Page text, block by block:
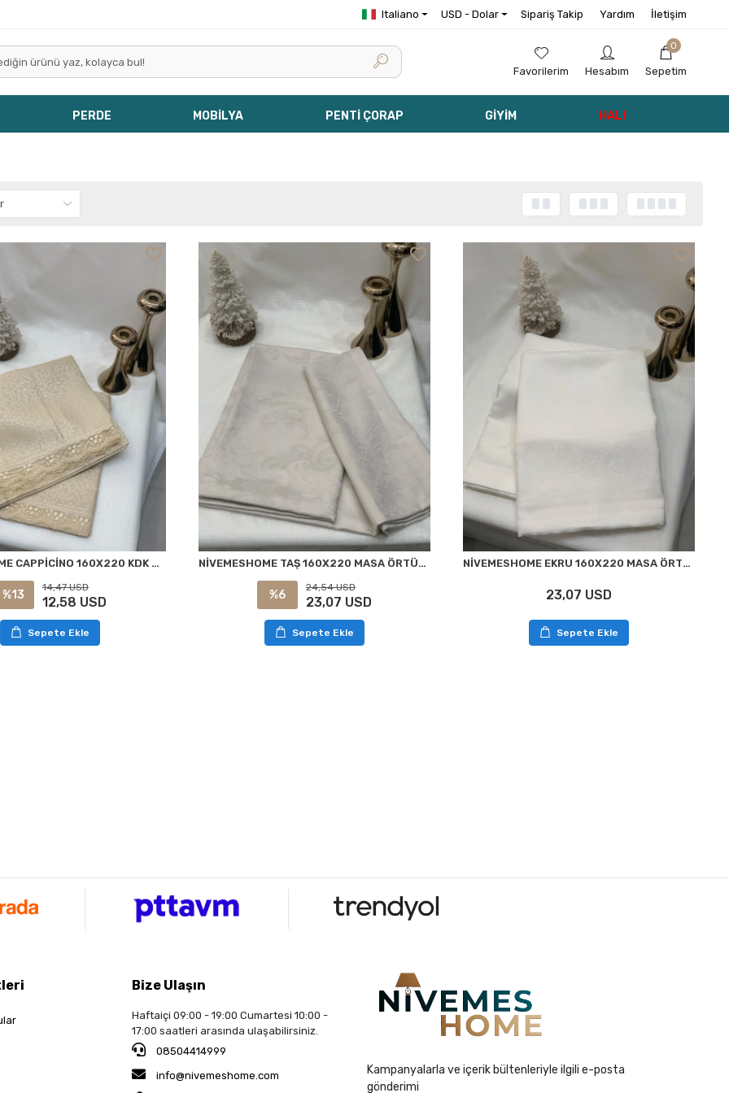
Italiano USD - Dolar Sipariş Takip Yardım İletişim
Favorilerim Hesabım
0
Sepetim
PERDE MOBİLYA PENTİ ÇORAP GİYİM HALI
NİVEMESHOME CAPPİCİNO 160X220 KDK FRANSIZ DANTELLİ MASA ÖRTÜSÜ
%13
14,47 USD
12,58 USD
Sepete Ekle
NİVEMESHOME TAŞ 160X220 MASA ÖRTÜSÜ
%6
24,54 USD
23,07 USD
Sepete Ekle
NİVEMESHOME EKRU 160X220 MASA ÖRTÜSÜ
23,07 USD
Sepete Ekle
Bize Ulaşın
Haftaiçi 09:00 - 19:00 Cumartesi 10:00 -
17:00 saatleri arasında ulaşabilirsiniz.
08504414999
info@nivemeshome.com
Kampanyalarla ve içerik bültenleriyle ilgili e-posta
gönderimi